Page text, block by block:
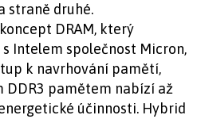
straně druhé.
DRAM, který
Intelem společnost Micron,
k navrhování pamětí,
pamětem nabízí až
účinnosti. Hybrid